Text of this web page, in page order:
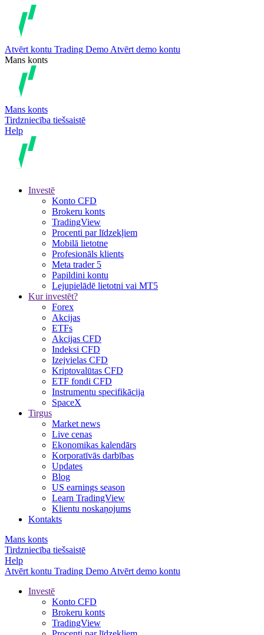
Atvērt kontu Trading Demo Atvērt demo kontu
Mans konts
Mans konts
Tirdzniecība tiešsaistē
Help
Investē
Konto CFD
Brokeru konts
TradingView
Procenti par līdzekļiem
Mobilā lietotne
Profesionāls klients
Meta trader 5
Papildini kontu
Lejupielādē lietotni vai MT5
Kur investēt?
Forex
Akcijas
ETFs
Akcijas CFD
Indeksi CFD
Izejvielas CFD
Kriptovalūtas CFD
ETF fondi CFD
Instrumentu specifikācija
SpaceX
Tirgus
Market news
Live cenas
Ekonomikas kalendārs
Korporatīvās darbības
Updates
Blog
US earnings season
Learn TradingView
Klientu noskaņojums
Kontakts
Mans konts
Tirdzniecība tiešsaistē
Help
Atvērt kontu Trading Demo Atvērt demo kontu
Investē
Konto CFD
Brokeru konts
TradingView